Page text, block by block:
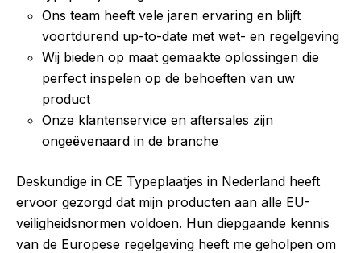
Ons team heeft vele jaren ervaring en blijft
voortdurend up-to-date met wet- en regelgeving
Wij bieden op maat gemaakte oplossingen die
perfect inspelen op de behoeften van uw
product
Onze klantenservice en aftersales zijn
ongeëvenaard in de branche
Deskundige in CE Typeplaatjes in Nederland heeft
ervoor gezorgd dat mijn producten aan alle EU-
veiligheidsnormen voldoen. Hun diepgaande kennis
van de Europese regelgeving heeft me geholpen om